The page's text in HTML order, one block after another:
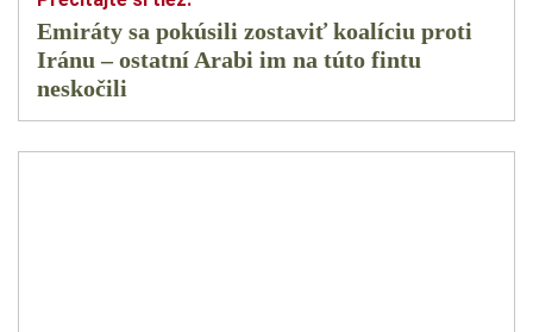
Emiráty sa pokúsili zostaviť koalíciu proti
Iránu – ostatní Arabi im na túto fintu
neskočili